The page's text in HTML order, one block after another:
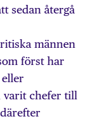
sedan återgå
männen
först har
eller
varit chefer till